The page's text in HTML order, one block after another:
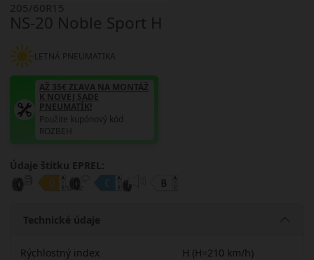
NS-20 Noble Sport H
205/60R15
LETNÁ PNEUMATIKA
AŽ 35€ ZĽAVA NA MONTÁŽ
K NOVEJ SADE
PNEUMATÍK!
Použite kupónový kód
ROZBEH
Údaje štítku EPREL:
Technické údaje
Rýchlostný index
H (H=210 km/h)